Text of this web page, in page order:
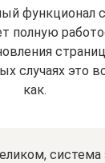
функционал
полную
случаях
как.